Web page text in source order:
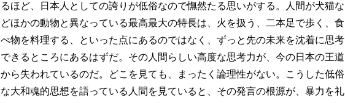
るほど、日本人としての誇りが低俗なので憮然たる思いがする。人間が犬猫な
どほかの動物と異なっている最高最大の特長は、火を扱う、二本足で歩く、食
べ物を料理する、といった点にあるのではなく、ずっと先の未来を沈着に思考
できるところにあるはずだ。その人間らしい高度な思考力が、今の日本の王道
から失われているのだ。どこを見ても、まったく論理性がない。こうした低俗
な大和魂的思想を語っている人間を見ていると、その発言の根源が、暴力を礼